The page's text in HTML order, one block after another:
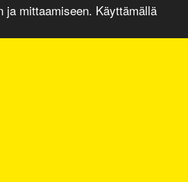
ja mittaamiseen. Käyttämällä